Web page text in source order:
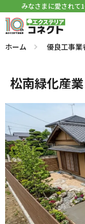
みなさまに愛されて
ホーム 優良工事業
松南緑化産業